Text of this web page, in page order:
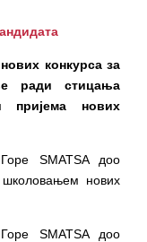
конкурса за
ради стицања
пријема нових
SMATSA доо
нових
SMATSA доо